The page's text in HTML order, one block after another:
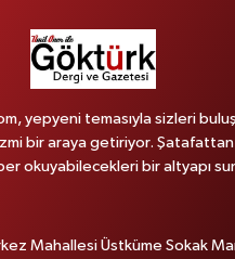
yepyeni temasıyla sizleri
bir araya getiriyor. Şatafattan
okuyabilecekleri bir altyapı
Mahallesi Üstküme Sokak